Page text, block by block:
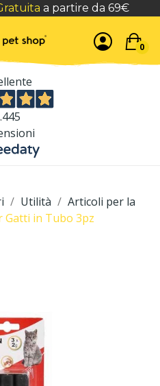
a partire da 69€
0
Utilità
Articoli per la
Gatti in Tubo 3pz